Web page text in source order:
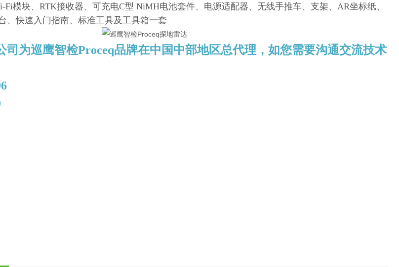
Fi模块、RTK接收器、可充电C型 NiMH电池套件、电源适配器、无线手推车、支架、AR坐标纸、
、快速入门指南、标准工具及工具箱一套
司为巡鹰智检Proceq品牌在中国中部地区总代理，如您需要沟通交流技术